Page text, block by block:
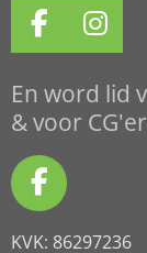
F
a
c
e
o
o
k
I
n
s
t
En word lid
& voor
F
a
KVK: